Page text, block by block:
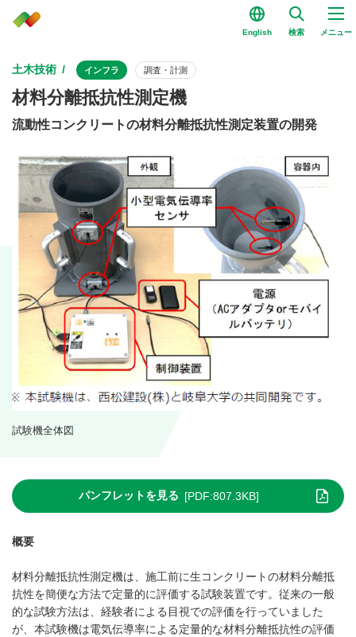
English 検索 メニュー
土木技術 インフラ 調査・計測
材料分離抵抗性測定機
流動性コンクリートの材料分離抵抗性測定装置の開発
試験機全体図
パンフレットを見る [PDF:807.3KB]
概要
材料分離抵抗性測定機は、施⼯前に⽣コンクリートの材料分離抵
抗性を簡便な⽅法で定量的に評価する試験装置です。従来の⼀般
的な試験⽅法は、経験者による目視での評価を⾏っていました
が、本試験機は電気伝導率による定量的な材料分離抵抗性の評価